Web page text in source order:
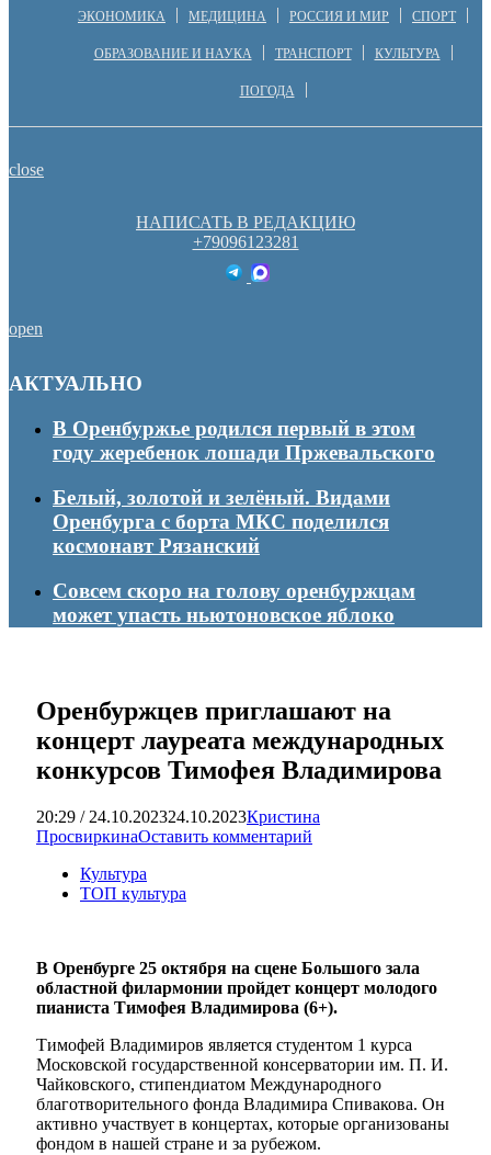
ЭКОНОМИКА МЕДИЦИНА РОССИЯ И МИР СПОРТ
ОБРАЗОВАНИЕ И НАУКА ТРАНСПОРТ КУЛЬТУРА
ПОГОДА
close
НАПИСАТЬ В РЕДАКЦИЮ
+79096123281
open
АКТУАЛЬНО
В Оренбуржье родился первый в этом
году жеребенок лошади Пржевальского
Белый, золотой и зелёный. Видами
Оренбурга с борта МКС поделился
космонавт Рязанский
Совсем скоро на голову оренбуржцам
может упасть ньютоновское яблоко
Оренбуржцев приглашают на
концерт лауреата международных
конкурсов Тимофея Владимирова
20:29 / 24.10.202324.10.2023Кристина
ПросвиркинаОставить комментарий
Культура
ТОП культура
В Оренбурге 25 октября на сцене Большого зала
областной филармонии пройдет концерт молодого
пианиста Тимофея Владимирова (6+).
Тимофей Владимиров является студентом 1 курса
Московской государственной консерватории им. П. И.
Чайковского, стипендиатом Международного
благотворительного фонда Владимира Спивакова. Он
активно участвует в концертах, которые организованы
фондом в нашей стране и за рубежом.